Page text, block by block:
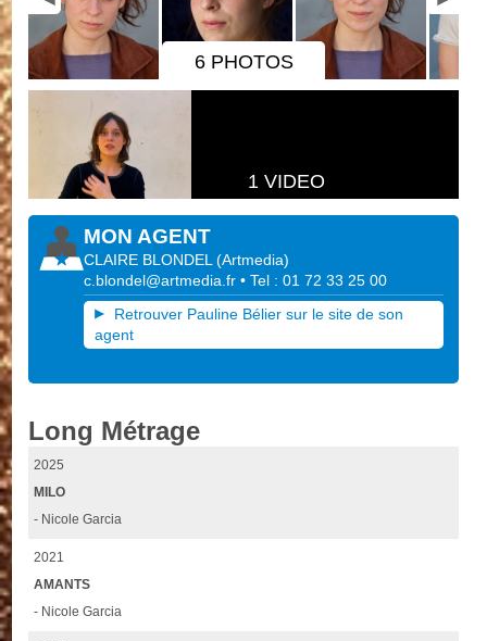
6 PHOTOS
1 VIDEO
MON AGENT
CLAIRE BLONDEL (Artmedia)
c.blondel@artmedia.fr • Tel : 01 72 33 25 00
Retrouver Pauline Bélier sur le site de son
agent
Long Métrage
2025
MILO
- Nicole Garcia
2021
AMANTS
- Nicole Garcia